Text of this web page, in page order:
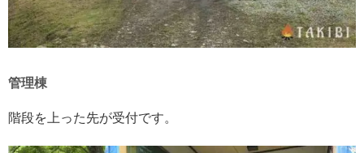
管理棟
階段を上った先が受付です。